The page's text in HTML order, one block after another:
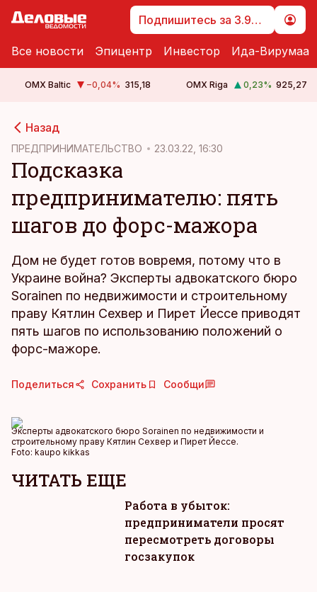
Подпишитесь за 3.99 €
Все новости Эпицентр Инвестор Ида-Вирумаа
OMX Baltic −0,04% 315,18 OMX Riga 0,23% 925,27
Назад
ПРЕДПРИНИМАТЕЛЬСТВО 23.03.22, 16:30
Подсказка
предпринимателю: пять
шагов до форс-мажора
Дом не будет готов вовремя, потому что в
Украине война? Эксперты адвокатского бюро
Sorainen по недвижимости и строительному
праву Кятлин Сехвер и Пирет Йессе приводят
пять шагов по использованию положений о
форс-мажоре.
Поделиться Сохранить Сообщи
Эксперты адвокатского бюро Sorainen по недвижимости и
строительному праву Кятлин Сехвер и Пирет Йессе.
Foto: kaupo kikkas
ЧИТАТЬ ЕЩЕ
Работа в убыток:
предприниматели просят
пересмотреть договоры
госзакупок